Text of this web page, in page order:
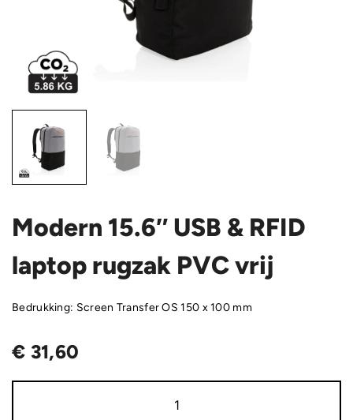
Modern 15.6″ USB & RFID
laptop rugzak PVC vrij
Bedrukking: Screen Transfer OS 150 x 100 mm
€ 31,60
15.6"